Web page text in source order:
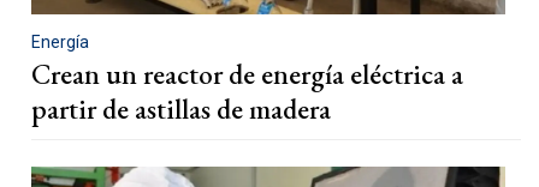
Energía
Crean un reactor de energía eléctrica a
partir de astillas de madera